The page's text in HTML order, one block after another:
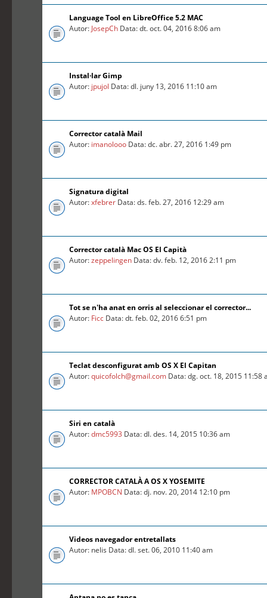
Language Tool en LibreOffice 5.2 MAC
Autor: JosepCh Data: dt. oct. 04, 2016 8:06 am
Instal·lar Gimp
Autor: jpujol Data: dl. juny 13, 2016 11:10 am
Corrector català Mail
Autor: imanolooo Data: dc. abr. 27, 2016 1:49 pm
Signatura digital
Autor:xfebrer Data: ds. feb. 27, 2016 12:29 am
Corrector català Mac OS El Capità
Autor:zeppelingen Data: dv. feb. 12, 2016 2:11 pm
Tot se n'ha anat en orris al seleccionar el corrector...
Autor: Ficc Data: dt. feb. 02, 2016 6:51 pm
Teclat desconfigurat amb OS X El Capitan
Autor:quicofolch@gmail.com Data: dg. oct. 18, 2015 11:58
Siri en català
Autor:dmc5993 Data: dl. des. 14, 2015 10:36 am
CORRECTOR CATALÀ A OS X YOSEMITE
Autor: MPOBCN Data: dj. nov. 20, 2014 12:10 pm
Videos navegador entretallats
Autor: nelis Data: dl. set. 06, 2010 11:40 am